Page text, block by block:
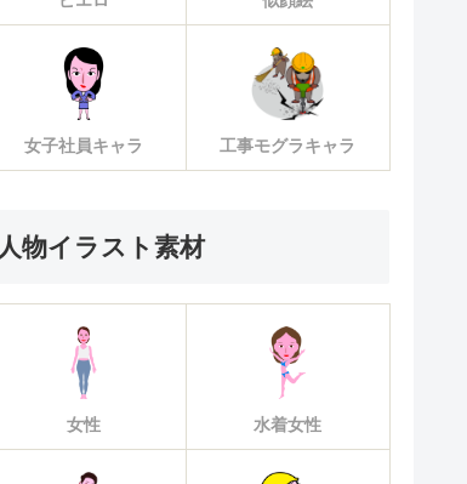
女子社員キャラ 工事モグラキャラ
人物イラスト素材
女性 水着女性